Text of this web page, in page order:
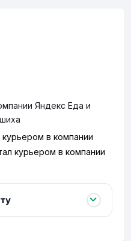
Яндекс Еда и
в компании
курьером в компании